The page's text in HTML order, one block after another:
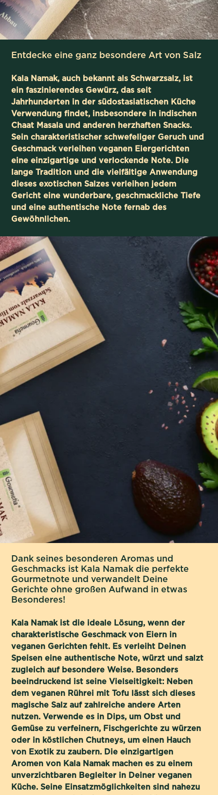
Entdecke eine ganz besondere Art von Salz
Kala Namak, auch bekannt als Schwarzsalz, ist
ein faszinierendes Gewürz, das seit
Jahrhunderten in der südostasiatischen Küche
Verwendung findet, insbesondere in indischen
Chaat Masala und anderen herzhaften Snacks.
Sein charakteristischer schwefeliger Geruch und
Geschmack verleihen veganen Eiergerichten
eine einzigartige und verlockende Note. Die
lange Tradition und die vielfältige Anwendung
dieses exotischen Salzes verleihen jedem
Gericht eine wunderbare, geschmackliche Tiefe
und eine authentische Note fernab des
Gewöhnlichen.
Dank seines besonderen Aromas und
Geschmacks ist Kala Namak die perfekte
Gourmetnote und verwandelt Deine
Gerichte ohne großen Aufwand in etwas
Besonderes!
Kala Namak ist die ideale Lösung, wenn der
charakteristische Geschmack von Eiern in
veganen Gerichten fehlt. Es verleiht Deinen
Speisen eine authentische Note, würzt und salzt
zugleich auf besondere Weise. Besonders
beeindruckend ist seine Vielseitigkeit: Neben
dem veganen Rührei mit Tofu lässt sich dieses
magische Salz auf zahlreiche andere Arten
nutzen. Verwende es in Dips, um Obst und
Gemüse zu verfeinern, Fischgerichte zu würzen
oder in köstlichen Chutneys, um einen Hauch
von Exotik zu zaubern. Die einzigartigen
Aromen von Kala Namak machen es zu einem
unverzichtbaren Begleiter in Deiner veganen
Küche. Seine Einsatzmöglichkeiten sind nahezu